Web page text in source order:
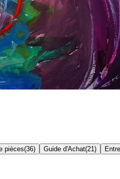
pièces(36) Guide d'Achat(21 )